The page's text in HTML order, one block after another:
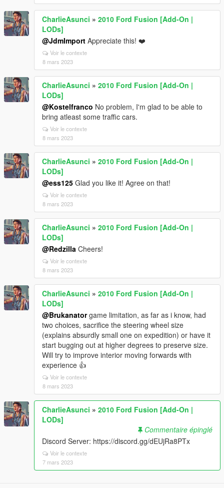
CharlieAsunci » 2010 Ford Fusion [Add-On |
LODs]
@JdmImport Appreciate this! ❤️
Voir le contexte
8 mars 2023
CharlieAsunci » 2010 Ford Fusion [Add-On |
LODs]
@Kostelfranco No problem, I'm glad to be able to
bring atleast some traffic cars.
Voir le contexte
8 mars 2023
CharlieAsunci » 2010 Ford Fusion [Add-On |
LODs]
@ess125 Glad you like it! Agree on that!
Voir le contexte
8 mars 2023
CharlieAsunci » 2010 Ford Fusion [Add-On |
LODs]
@Redzilla Cheers!
Voir le contexte
8 mars 2023
CharlieAsunci » 2010 Ford Fusion [Add-On |
LODs]
@Brukanatorgame limitation, as far as i know, had
two choices, sacrifice the steering wheel size
(explains absurdly small one on expedition) or have it
start bugging out at higher degrees to preserve size.
Will try to improve interior moving forwards with
experience 👍
Voir le contexte
8 mars 2023
CharlieAsunci » 2010 Ford Fusion [Add-On |
LODs]
Commentaire épinglé
Discord Server: https://discord.gg/dEUjRa8PTx
Voir le contexte
7 mars 2023